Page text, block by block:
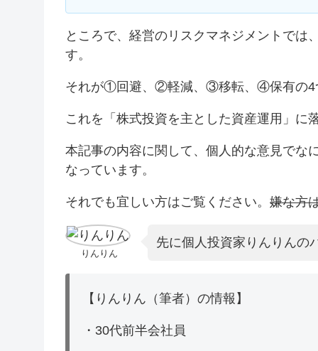
ところで、経営のリスクマネジメントでは
す。
それが①回避、②軽減、③移転、④保有の4
これを「株式投資を主とした資産運用」に
本記事の内容に関して、個人的な意見でな
なっています。
それでも宜しい方はご覧ください。 嫌な方
りんりん
先に個人投資家りんりんの
【りんりん（筆者）の情報】
・30代前半会社員